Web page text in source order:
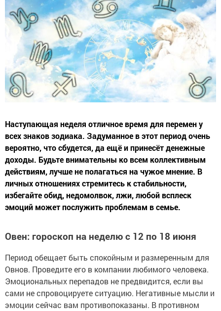
Наступающая неделя отличное время для перемен у
всех знаков зодиака. Задуманное в этот период очень
вероятно, что сбудется, да ещё и принесёт денежные
доходы. Будьте внимательны ко всем коллективным
действиям, лучше не полагаться на чужое мнение. В
личных отношениях стремитесь к стабильности,
избегайте обид, недомолвок, лжи, любой всплеск
эмоций может послужить проблемам в семье.
Овен: гороскоп на неделю с 12 по 18 июня
Период обещает быть спокойным и размеренным для
Овнов. Проведите его в компании любимого человека.
Эмоциональных перепадов не предвидится, если вы
сами не спровоцируете ситуацию. Негативные мысли и
эмоции сейчас вам противопоказаны. В противном